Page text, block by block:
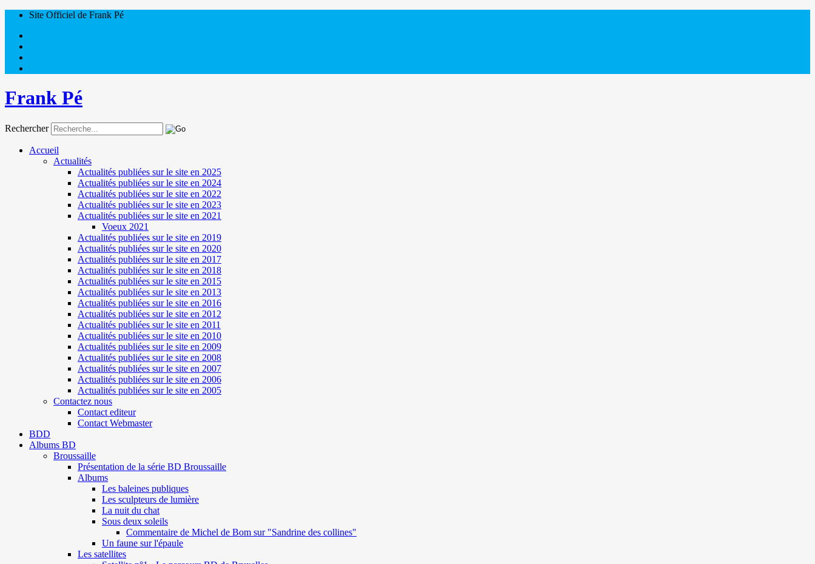
Site Officiel de Frank Pé
Frank Pé
Rechercher
Accueil
Actualités
Actualités publiées sur le site en 2025
Actualités publiées sur le site en 2024
Actualités publiées sur le site en 2022
Actualités publiées sur le site en 2023
Actualités publiées sur le site en 2021
Voeux 2021
Actualités publiées sur le site en 2019
Actualités publiées sur le site en 2020
Actualités publiées sur le site en 2017
Actualités publiées sur le site en 2018
Actualités publiées sur le site en 2015
Actualités publiées sur le site en 2013
Actualités publiées sur le site en 2016
Actualités publiées sur le site en 2012
Actualités publiées sur le site en 2011
Actualités publiées sur le site en 2010
Actualités publiées sur le site en 2009
Actualités publiées sur le site en 2008
Actualités publiées sur le site en 2007
Actualités publiées sur le site en 2006
Actualités publiées sur le site en 2005
Contactez nous
Contact editeur
Contact Webmaster
BDD
Albums BD
Broussaille
Présentation de la série BD Broussaille
Albums
Les baleines publiques
Les sculpteurs de lumière
La nuit du chat
Sous deux soleils
Commentaire de Michel de Bom sur "Sandrine des collines"
Un faune sur l'épaule
Les satellites